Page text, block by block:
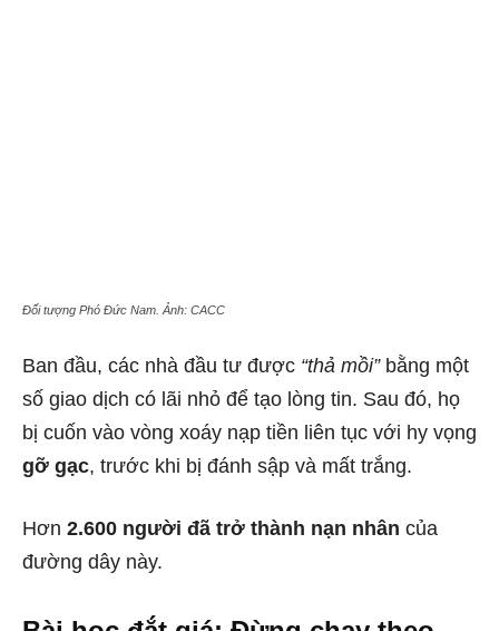
Đối tượng Phó Đức Nam. Ảnh: CACC
Ban đầu, các nhà đầu tư được “thả mồi”bằng một
số giao dịch có lãi nhỏ để tạo lòng tin. Sau đó, họ
bị cuốn vào vòng xoáy nạp tiền liên tục với hy vọng
gỡ gạc, trước khi bị đánh sập và mất trắng.
Hơn 2.600 người đã trở thành nạn nhân của
đường dây này.